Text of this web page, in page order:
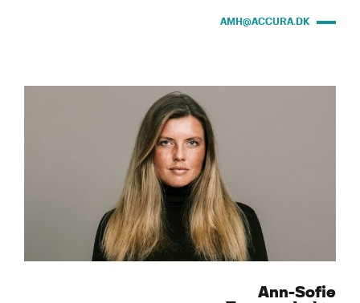
AMH@ACCURA.DK
Ann-Sofie